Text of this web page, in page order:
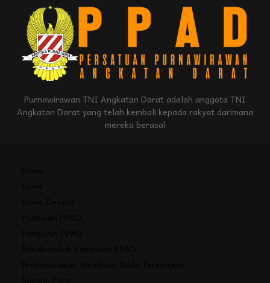
Purnawirawan TNI Angkatan Darat adalah anggota TNI
Angkatan Darat yang telah kembali kepada rakyat darimana
mereka berasal